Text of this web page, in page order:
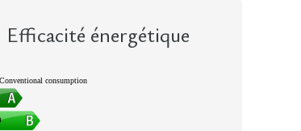
Efficacité énergétique